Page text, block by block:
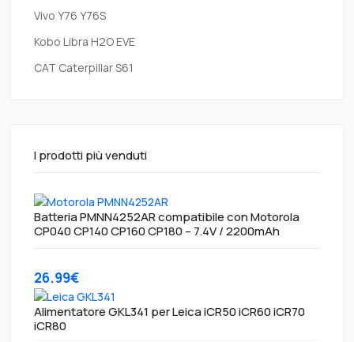
Vivo Y76 Y76S
Kobo Libra H2O EVE
CAT Caterpillar S61
I prodotti più venduti
Batteria PMNN4252AR compatibile con Motorola
CP040 CP140 CP160 CP180 – 7.4V / 2200mAh
26.99€
Alimentatore GKL341 per Leica iCR50 iCR60 iCR70
iCR80